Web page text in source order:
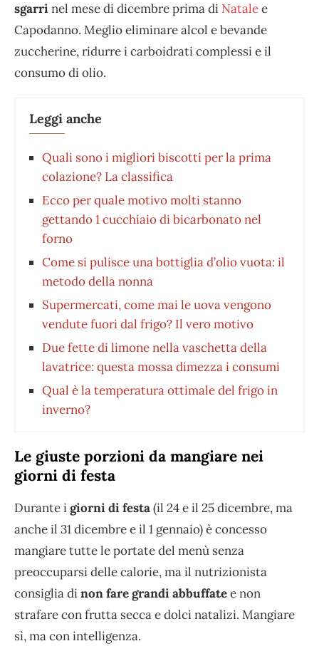
sgarrinel mese di dicembre prima di Natalee
Capodanno. Meglio eliminare alcol e bevande
zuccherine, ridurre i carboidrati complessi e il
consumo di olio.
Leggi anche
Quali sono i migliori biscotti per la prima
colazione? La classifica
Ecco per quale motivo molti stanno
gettando 1 cucchiaio di bicarbonato nel
forno
Come si pulisce una bottiglia d’olio vuota: il
metodo della nonna
Supermercati, come mai le uova vengono
vendute fuori dal frigo? Il vero motivo
Due fette di limone nella vaschetta della
lavatrice: questa mossa dimezza i consumi
Qual è la temperatura ottimale del frigo in
inverno?
Le giuste porzioni da mangiare nei
giorni di festa
Durante igiorni di festa(il 24 e il 25 dicembre, ma
anche il 31 dicembre e il 1 gennaio) è concesso
mangiare tutte le portate del menù senza
preoccuparsi delle calorie, ma il nutrizionista
consiglia dinon fare grandi abbuffatee non
strafare con frutta secca e dolci natalizi. Mangiare
sì, ma con intelligenza.